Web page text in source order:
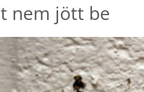
nem jött be